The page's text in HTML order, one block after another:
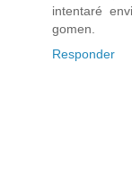
intentaré
gomen.
Responder